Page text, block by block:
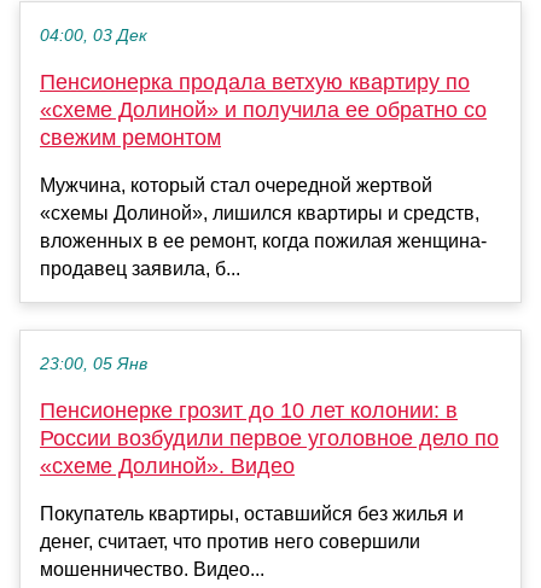
04:00, 03 Дек
Пенсионерка продала ветхую квартиру по
«схеме Долиной» и получила ее обратно со
свежим ремонтом
Мужчина, который стал очередной жертвой
«схемы Долиной», лишился квартиры и средств,
вложенных в ее ремонт, когда пожилая женщина-
продавец заявила, б...
23:00, 05 Янв
Пенсионерке грозит до 10 лет колонии: в
России возбудили первое уголовное дело по
«схеме Долиной». Видео
Покупатель квартиры, оставшийся без жилья и
денег, считает, что против него совершили
мошенничество. Видео...